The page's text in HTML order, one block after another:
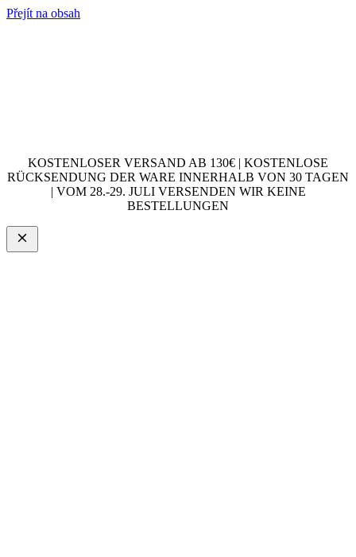
Přejít na obsah
KOSTENLOSER VERSAND AB 130€ | KOSTENLOSE
RÜCKSENDUNG DER WARE INNERHALB VON 30 TAGEN
| VOM 28.-29. JULI VERSENDEN WIR KEINE
BESTELLUNGEN